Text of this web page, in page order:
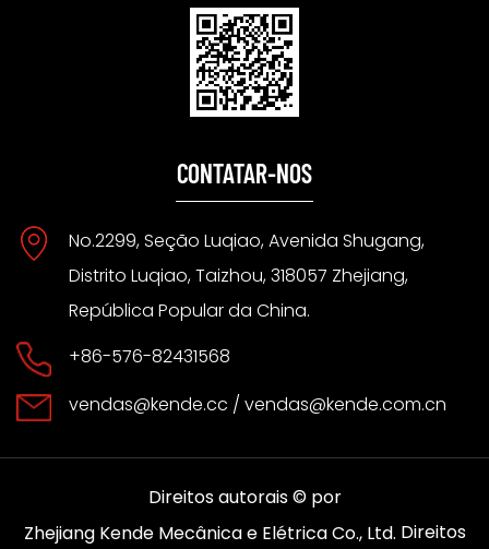
CONTATAR-NOS
No.2299, Seção Luqiao, Avenida Shugang,
Distrito Luqiao, Taizhou, 318057 Zhejiang,
República Popular da China.
+86-576-82431568
vendas@kende.cc / vendas@kende.com.cn
Direitos autorais © por
Zhejiang Kende Mecânica e Elétrica Co., Ltd. Direitos